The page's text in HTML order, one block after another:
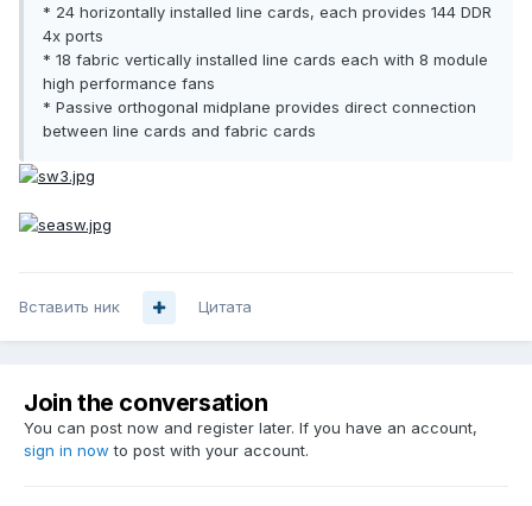
* 24 horizontally installed line cards, each provides 144 DDR
4x ports
* 18 fabric vertically installed line cards each with 8 module
high performance fans
* Passive orthogonal midplane provides direct connection
between line cards and fabric cards
Вставить ник Цитата
Join the conversation
You can post now and register later. If you have an account,
sign in now to post with your account.